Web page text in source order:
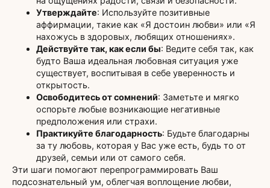
Утверждайте: Используйте позитивные
аффирмации, такие как «Я достоин любви» или «Я
нахожусь в здоровых, любящих отношениях».
Действуйте так, как если бы: Ведите себя так, как
будто Ваша идеальная любовная ситуация уже
существует, воспитывая в себе уверенность и
открытость.
Освободитесь от сомнений: Заметьте и мягко
оспорьте любые возникающие негативные
предположения или страхи.
Практикуйте благодарность: Будьте благодарны
за ту любовь, которая у Вас уже есть, будь то от
друзей, семьи или от самого себя.
Эти шаги помогают перепрограммировать Ваш
подсознательный ум, облегчая воплощение любви,